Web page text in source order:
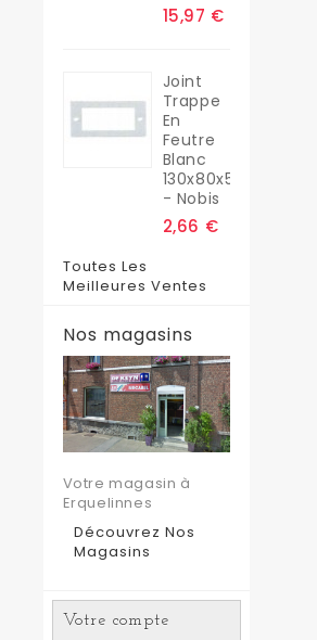
15,97 €
Joint
Trappe
En
Feutre
Blanc
130x80x5
- Nobis
2,66 €
Toutes Les
Meilleures Ventes
Nos magasins
Votre magasin à
Erquelinnes
Découvrez Nos
Magasins
Votre compte